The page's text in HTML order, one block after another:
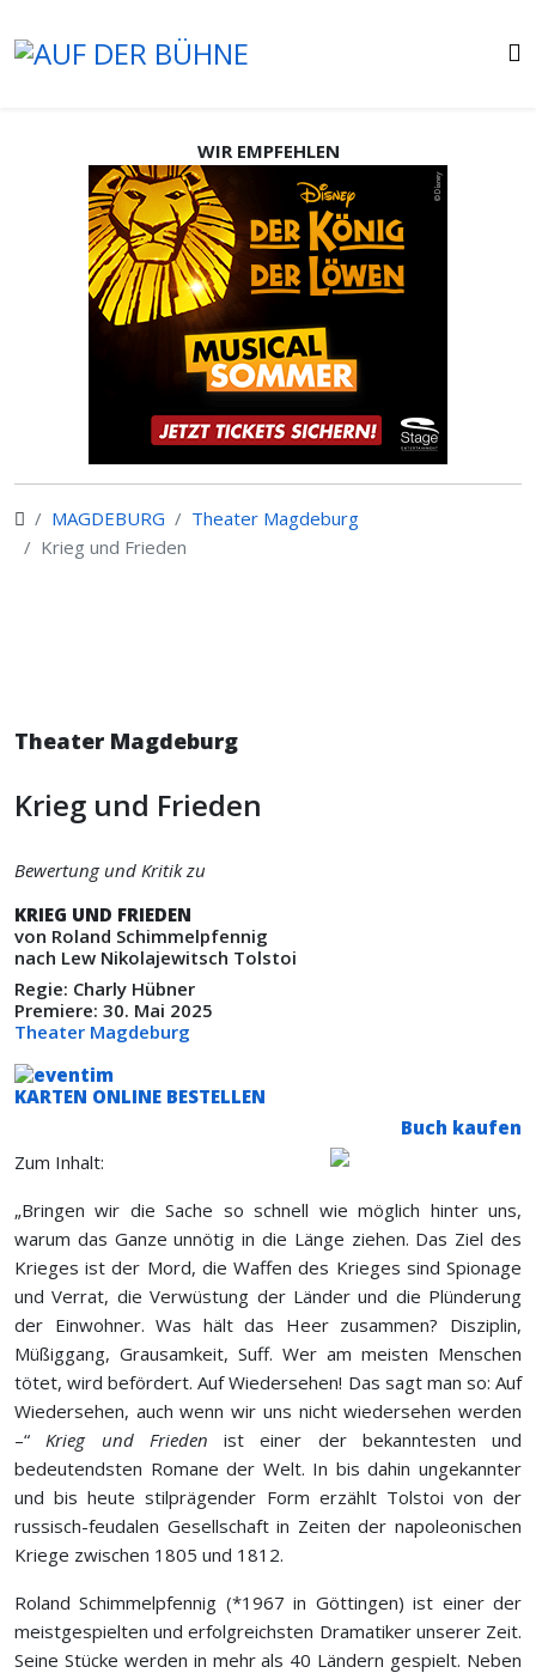
WIR EMPFEHLEN
MAGDEBURG
Theater Magdeburg
Krieg und Frieden
Theater Magdeburg
Krieg und Frieden
Bewertung und Kritik zu
KRIEG UND FRIEDEN
von Roland Schimmelpfennig
nach Lew Nikolajewitsch Tolstoi
Regie: Charly Hübner
Premiere: 30. Mai 2025
Theater Magdeburg
KARTEN ONLINE BESTELLEN
Buch kaufen
Zum Inhalt:
„Bringen wir die Sache so schnell wie möglich hinter uns,
warum das Ganze unnötig in die Länge ziehen. Das Ziel des
Krieges ist der Mord, die Waffen des Krieges sind Spionage
und Verrat, die Verwüstung der Länder und die Plünderung
der Einwohner. Was hält das Heer zusammen? Disziplin,
Müßiggang, Grausamkeit, Suff. Wer am meisten Menschen
tötet, wird befördert. Auf Wiedersehen! Das sagt man so: Auf
Wiedersehen, auch wenn wir uns nicht wiedersehen werden
–“Krieg und Frieden ist einer der bekanntesten und
bedeutendsten Romane der Welt. In bis dahin ungekannter
und bis heute stilprägender Form erzählt Tolstoi von der
russisch-feudalen Gesellschaft in Zeiten der napoleonischen
Kriege zwischen 1805 und 1812.
Roland Schimmelpfennig (*1967 in Göttingen) ist einer der
meistgespielten und erfolgreichsten Dramatiker unserer Zeit.
Seine Stücke werden in mehr als 40 Ländern gespielt. Neben